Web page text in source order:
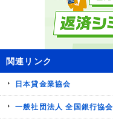
関連リンク
日本貸金業協会
一般社団法人 全国銀行協会